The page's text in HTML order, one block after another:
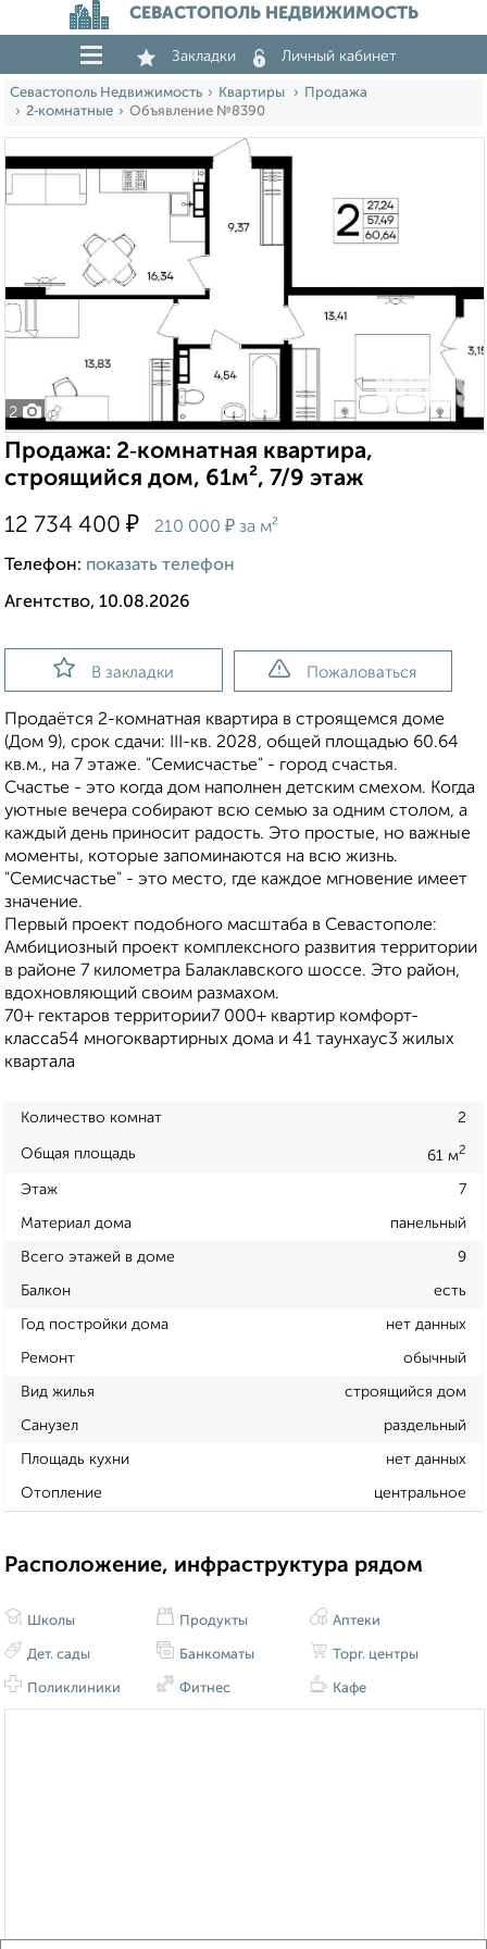
СЕВАСТОПОЛЬ НЕДВИЖИМОСТЬ
Закладки Личный кабинет
Севастополь Недвижимость Квартиры
Продажа
2‑комнатные
Объявление №8390
2
Продажа: 2‑комнатная квартира,
строящийся дом, 61м², 7/9 этаж
12 734 400 ₽ 210 000 ₽ за м²
Телефон: показать телефон
Агентство, 10.08.2026
В закладки Пожаловаться
Продаётся 2-комнатная квартира в строящемся доме
(Дом 9), срок сдачи: III-кв. 2028, общей площадью 60.64
кв.м., на 7 этаже. "Семисчастье" - город счастья.
Счастье - это когда дом наполнен детским смехом. Когда
уютные вечера собирают всю семью за одним столом, а
каждый день приносит радость. Это простые, но важные
моменты, которые запоминаются на всю жизнь.
"Семисчастье" - это место, где каждое мгновение имеет
значение.
Первый проект подобного масштаба в Севастополе:
Амбициозный проект комплексного развития территории
в районе 7 километра Балаклавского шоссе. Это район,
вдохновляющий своим размахом.
70+ гектаров территории7 000+ квартир комфорт-
класса54 многоквартирных дома и 41 таунхаус3 жилых
квартала
Количество комнат 2
Общая площадь 61 м2
Этаж 7
Материал дома панельный
Всего этажей в доме 9
Балкон есть
Год постройки дома нет данных
Ремонт обычный
Вид жилья строящийся дом
Санузел раздельный
Площадь кухни нет данных
Отопление центральное
Расположение, инфраструктура рядом
Школы
Дет. сады
Поликлиники
Продукты
Банкоматы
Фитнес
Аптеки
Торг. центры
Кафе